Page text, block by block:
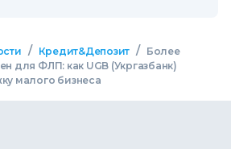
/ Кредит&Депозит /
Более
для ФЛП: как UGB (Укргазбанк)
малого бизнеса